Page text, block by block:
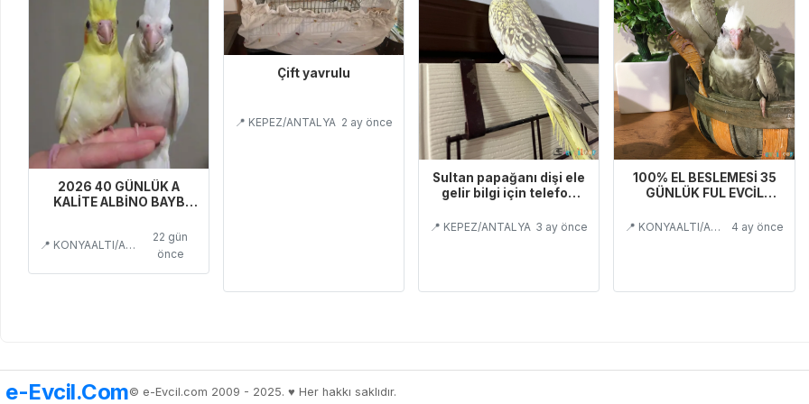
2026 40 GÜNLÜK A
KALİTE ALBİNO BAYB
📍 KONYAALTI/ANTALYA
22 gün
önce
Çift yavrulu
📍 KEPEZ/ANTALYA 2 ay önce
Sultan papağanı dişi ele
gelir bilgi için telefon
📍 KEPEZ/ANTALYA 3 ay önce
100% EL BESLEMESİ 35
GÜNLÜK FUL EVCİL
📍 KONYAALTI/ANTALYA 4 ay önce
e-Evcil.Com© e-Evcil.com 2009 - 2025. ♥️ Her hakkı saklıdır.